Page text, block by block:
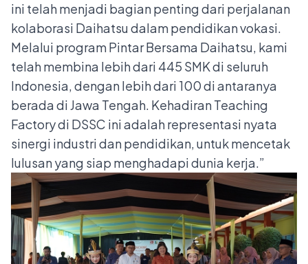
ini telah menjadi bagian penting dari perjalanan
kolaborasi Daihatsu dalam pendidikan vokasi.
Melalui program Pintar Bersama Daihatsu, kami
telah membina lebih dari 445 SMK di seluruh
Indonesia, dengan lebih dari 100 di antaranya
berada di Jawa Tengah. Kehadiran Teaching
Factory di DSSC ini adalah representasi nyata
sinergi industri dan pendidikan, untuk mencetak
lulusan yang siap menghadapi dunia kerja.”